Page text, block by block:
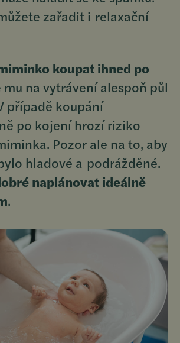
zařadit i relaxační
koupat ihned po
mu na vytrávení alespoň půl
případě koupání
po kojení hrozí riziko
Pozor ale na to, aby
hladové a podrážděné.
naplánovat ideálně
.